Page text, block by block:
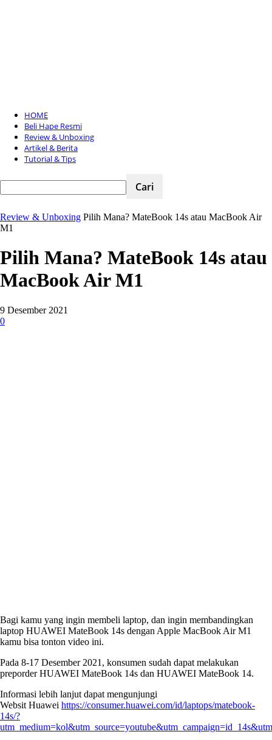
HOME
Beli Hape Resmi
Review & Unboxing
Artikel & Berita
Tutorial & Tips
Review & Unboxing Pilih Mana? MateBook 14s atau MacBook Air
M1
Pilih Mana? MateBook 14s atau
MacBook Air M1
9 Desember 2021
0
Bagi kamu yang ingin membeli laptop, dan ingin membandingkan
laptop HUAWEI MateBook 14s dengan Apple MacBook Air M1
kamu bisa tonton video ini.
Pada 8-17 Desember 2021, konsumen sudah dapat melakukan
preporder HUAWEI MateBook 14s dan HUAWEI MateBook 14.
Informasi lebih lanjut dapat mengunjungi
Websit Huawei https://consumer.huawei.com/id/laptops/matebook-
14s/?